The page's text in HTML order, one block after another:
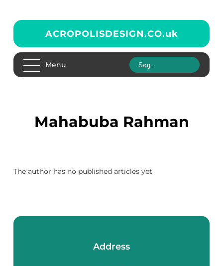
ACROPOLISDESIGN.CO.uk
Menu
Mahabuba Rahman
The author has no published articles yet
Address